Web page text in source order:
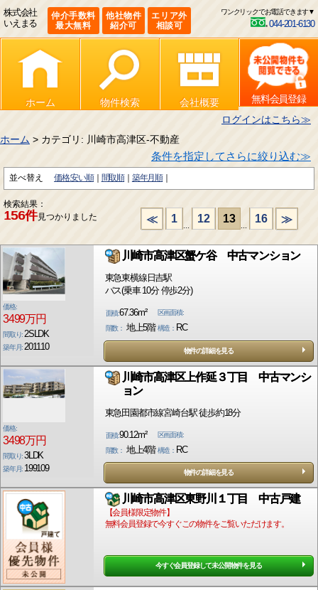
株式会社
いえまる
仲介手数料
最大無料
他社物件
紹介可
エリア外
相談可
ワンクリックでお電話できます▼
044-201-6130
ホーム 物件検索 会社概要
無料会員登録
ログインはこちら≫
ホーム > カテゴリ: 川崎市高津区-不動産
条件を指定してさらに絞り込む≫
並べ替え 価格:安い順 間取順 築年月順
検索結果：
156件見つかりました ≪ 1
...
12 13
...
16 ≫
価格:
3499万円
間取り:2SLDK
築年月:201110
川崎市高津区蟹ケ谷 中古マンション
東急東横線日吉駅
バス(乗車 10分 停歩2分)
面積:67.36m²
区画面積:
階数： 地上5階 構造： RC
物件の詳細を見る
価格:
3498万円
間取り:3LDK
築年月: 199109
川崎市高津区上作延３丁目 中古マンシ
ョン
東急田園都市線宮崎台駅 徒歩約18分
面積:90.12m²
区画面積:
階数： 地上4階 構造： RC
物件の詳細を見る
川崎市高津区東野川１丁目 中古戸建
【会員様限定物件】
無料会員登録で今すぐこの物件をご覧いただけます。
今すぐ会員登録して未公開物件を見る